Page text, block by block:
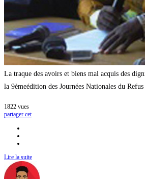
La traque des avoirs et biens mal acquis des
la 9èmeédition des Journées Nationales du
1822 vues
partager cet
Lire la suite